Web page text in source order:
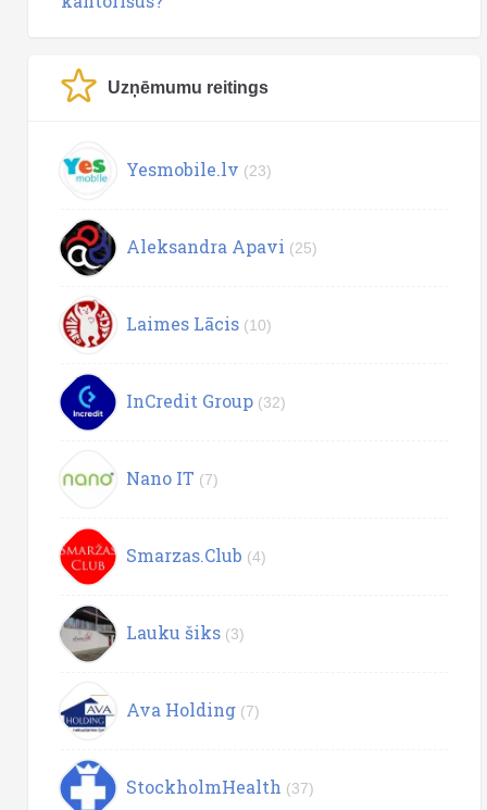
Uzņēmumu reitings
Yesmobile.lv (23)
Aleksandra Apavi (25)
Laimes Lācis (10)
InCredit Group (32)
Nano IT (7)
Smarzas.Club (4)
Lauku šiks (3)
Ava Holding (7)
StockholmHealth (37)